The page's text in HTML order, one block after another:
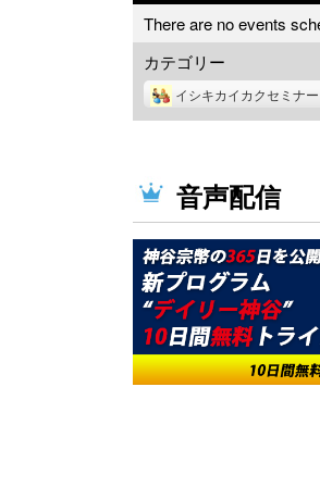
There are no events
カテゴリー
イシキカイカクセミナー
音声配信